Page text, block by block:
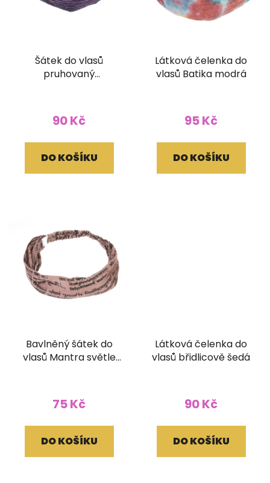
Šátek do vlasů
pruhovaný
90 Kč
DO KOŠÍKU
Látková čelenka do
vlasů Batika modrá
95 Kč
DO KOŠÍKU
Bavlněný šátek do
vlasů Mantra světle
75 Kč
DO KOŠÍKU
Látková čelenka do
vlasů břidlicově šedá
90 Kč
DO KOŠÍKU